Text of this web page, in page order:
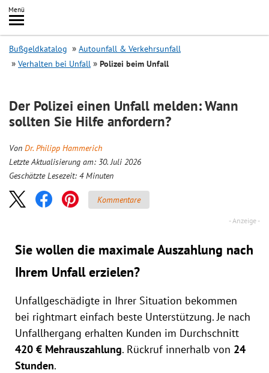
Inhalt
springen
Menü
Search
Bußgeldkatalog
Autounfall & Verkehrsunfall
Verhalten bei Unfall
Polizei beim Unfall
Der Polizei einen Unfall melden: Wann
sollten Sie Hilfe anfordern?
Von Dr. Philipp Hammerich
Letzte Aktualisierung am: 30. Juli 2026
Geschätzte Lesezeit: 4 Minuten
Kommentare
Sie wollen die maximale Auszahlung nach
Ihrem Unfall erzielen?
Unfallgeschädigte in Ihrer Situation bekommen
bei rightmart einfach beste Unterstützung. Je nach
Unfallhergang erhalten Kunden im Durchschnitt
420 € Mehrauszahlung. Rückruf innerhalb von 24
Stunden.